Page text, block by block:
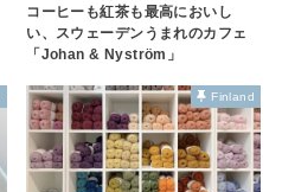
コーヒーも紅茶も最高においし
い、スウェーデンうまれのカフェ
「Johan & Nyström」
Finland